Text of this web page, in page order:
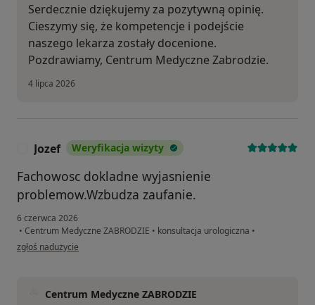
Serdecznie dziękujemy za pozytywną opinię.
Cieszymy się, że kompetencje i podejście
naszego lekarza zostały docenione.
Pozdrawiamy, Centrum Medyczne Zabrodzie.
4 lipca 2026
Jozef Weryfikacja wizyty
Fachowosc dokladne wyjasnienie
problemow.Wzbudza zaufanie.
6 czerwca 2026
• Centrum Medyczne ZABRODZIE • konsultacja urologiczna •
w opinii użytkownika Jozef
zgłoś nadużycie
Centrum Medyczne ZABRODZIE